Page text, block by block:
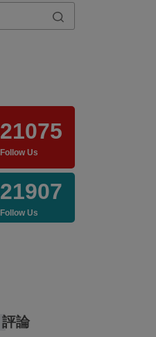
21075
Follow Us
21907
Follow Us
評論